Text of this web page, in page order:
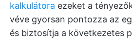
kalkulátora ezeket a
véve gyorsan pontozza az
és biztosítja a következetes